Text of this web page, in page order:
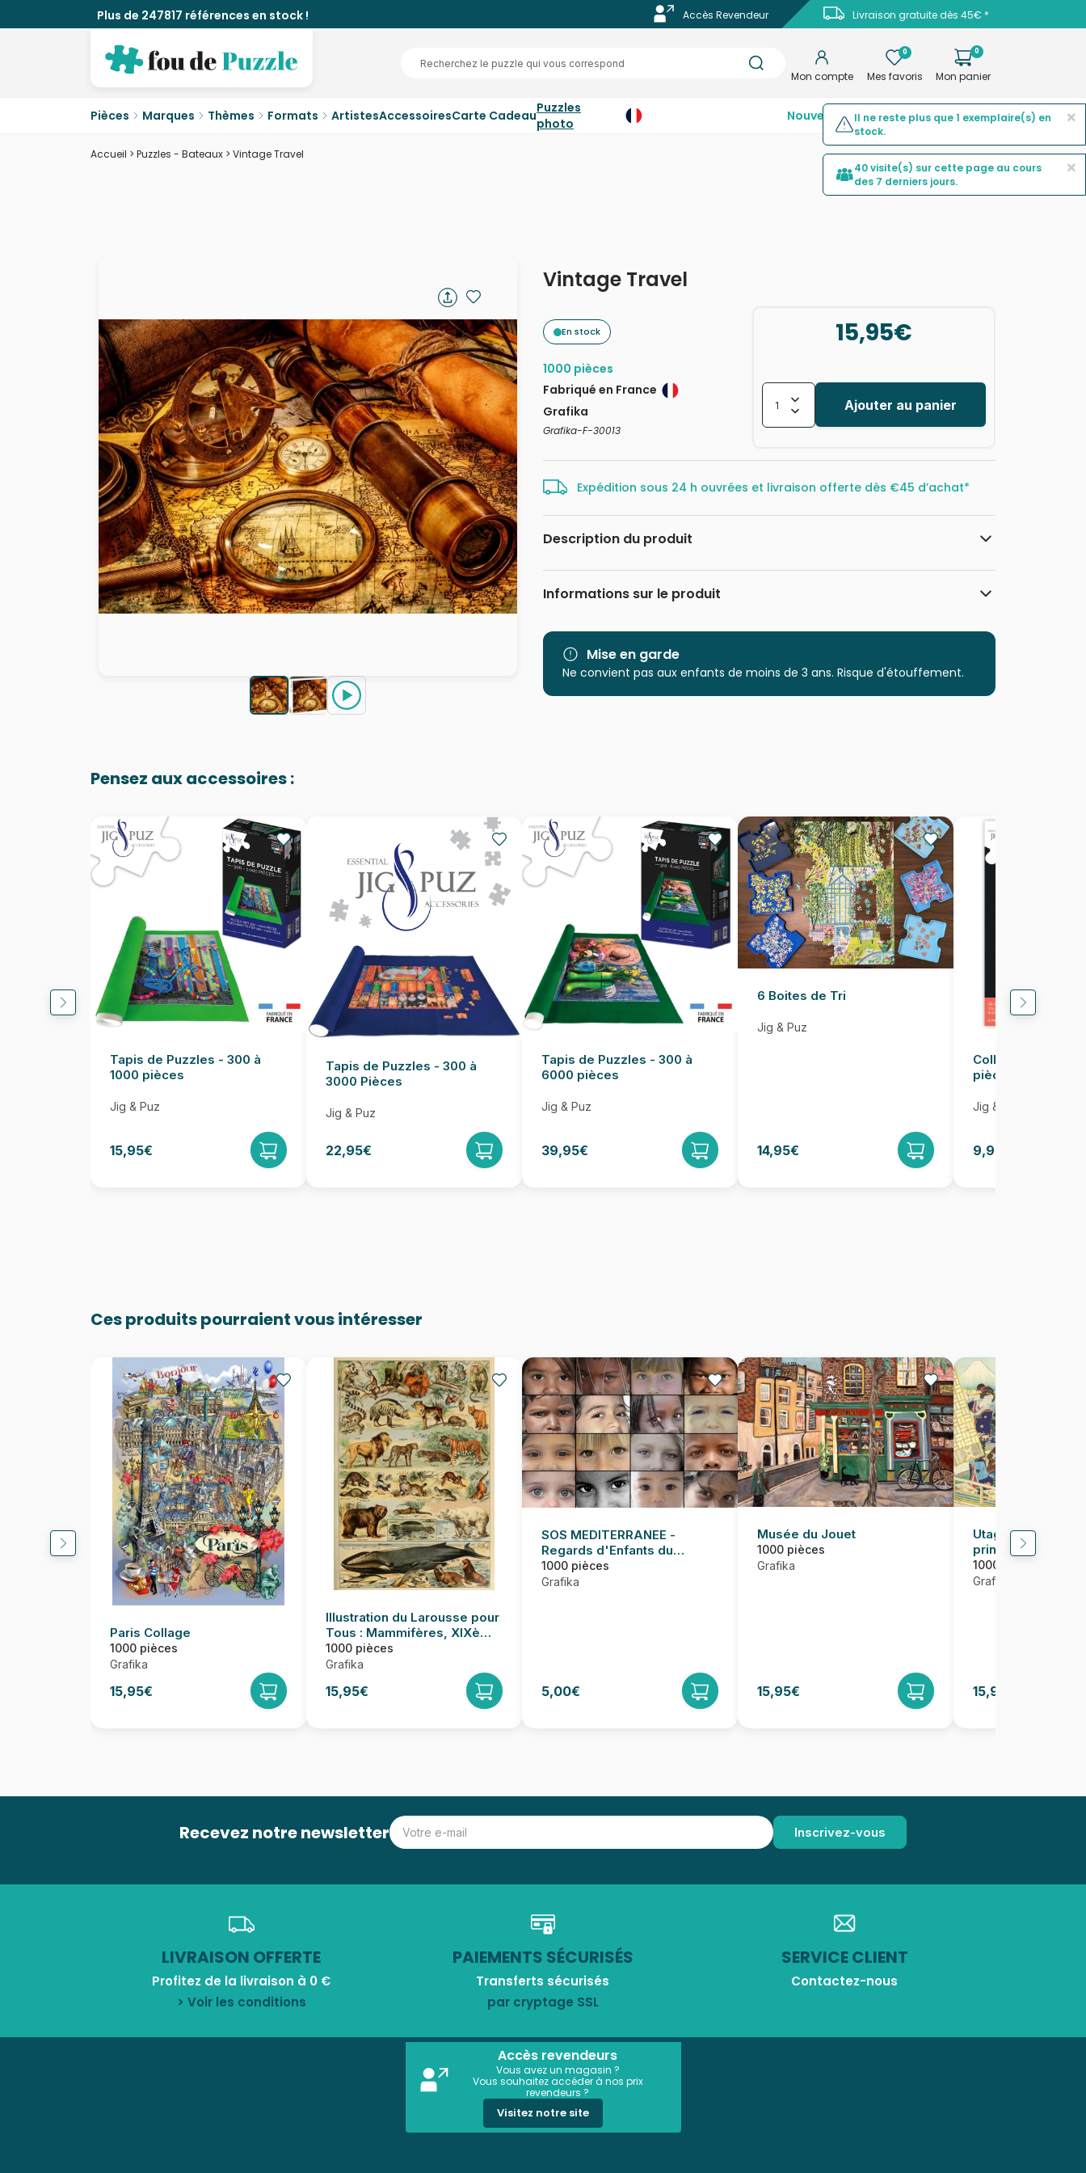
Plus de 247817 références en stock ! Livraison gratuite dès 45€ *
Accès Revendeur
Mon compte
0
Mes favoris
0
Mon panier
Pièces Marques Thèmes Formats ArtistesAccessoiresCarte CadeauPuzzles
photo
NouveautésTop ventesPromotions
Accueil > Puzzles - Bateaux > Vintage Travel
Vintage Travel
En stock
1000 pièces
Fabriqué en France
Grafika
Grafika-F-30013
15,95€
Ajouter au panier
Expédition sous 24 h ouvrées et livraison offerte dès €45 d’achat*
Description du produit
123RF - Andrey Armyagov
Informations sur le produit
Catégorie
Age
Puzzle pour Adultes (500 à 48.000
pièces)
Mise en garde
Ne convient pas aux enfants de moins de 3 ans. Risque d'étouffement.
Pensez aux accessoires :
Tapis de Puzzles - 300 à
1000 pièces
Jig & Puz
15,95€
Tapis de Puzzles - 300 à
3000 Pièces
Jig & Puz
22,95€
Tapis de Puzzles - 300 à
6000 pièces
Jig & Puz
39,95€
6 Boites de Tri
Jig & Puz
14,95€
Colle pour Puzzle
pièces
Jig & Puz
9,95€
Ces produits pourraient vous intéresser
Paris Collage
1000 pièces
Grafika
15,95€
Illustration du Larousse pour
Tous : Mammifères, XIXè
Siècle
1000 pièces
Grafika
15,95€
SOS MEDITERRANEE -
Regards d'Enfants du
Monde
1000 pièces
Grafika
5,00€
Musée du Jouet
1000 pièces
Grafika
15,95€
Utagawa
prince Genji en
une Demeure
Mont Fuji
1000 pièces
Grafika
15,95€
Recevez notre newsletter
LIVRAISON OFFERTE
Profitez de la livraison à 0 €
> Voir les conditions
PAIEMENTS SÉCURISÉS
Transferts sécurisés
par cryptage SSL
SERVICE CLIENT
Contactez-nous
Accès revendeurs
Vous avez un magasin ?
Vous souhaitez accéder à nos prix
revendeurs ?
Visitez notre site
×
Il ne reste plus que 1 exemplaire(s) en
stock.
×
40 visite(s) sur cette page au cours
des 7 derniers jours.